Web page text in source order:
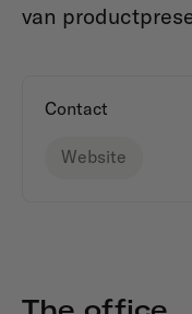
van
Contact
Website